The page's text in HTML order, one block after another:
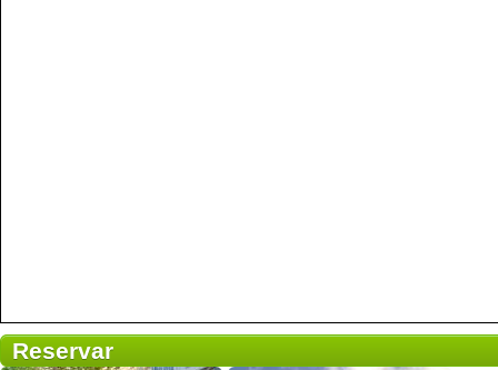
Reservar